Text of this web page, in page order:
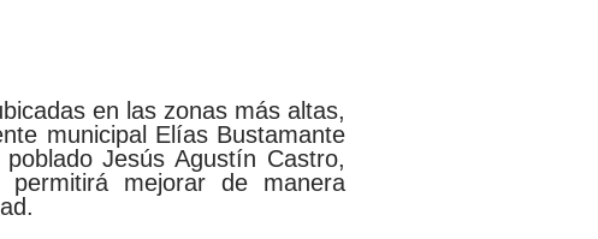
en las zonas más altas,
municipal Elías Bustamante
Jesús Agustín Castro,
mejorar de manera